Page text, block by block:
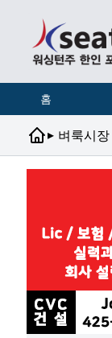
홈
▸ 벼룩시장